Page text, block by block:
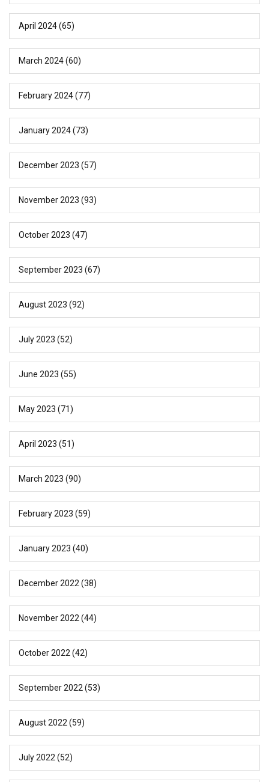
April 2024(65)
March 2024(60)
February 2024(77)
January 2024(73)
December 2023 (57)
November 2023 (93)
October 2023 (47)
September 2023 (67)
August 2023 (92)
July 2023 (52)
June 2023 (55)
May 2023 (71)
April 2023 (51)
March 2023 (90)
February 2023 (59)
January 2023 (40)
December 2022 (38)
November 2022 (44)
October 2022 (42)
September 2022 (53)
August 2022 (59)
July 2022 (52)